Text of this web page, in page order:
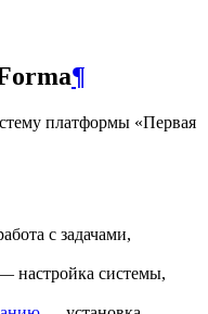
¶
платформы «Первая
с задачами,
настройка системы,